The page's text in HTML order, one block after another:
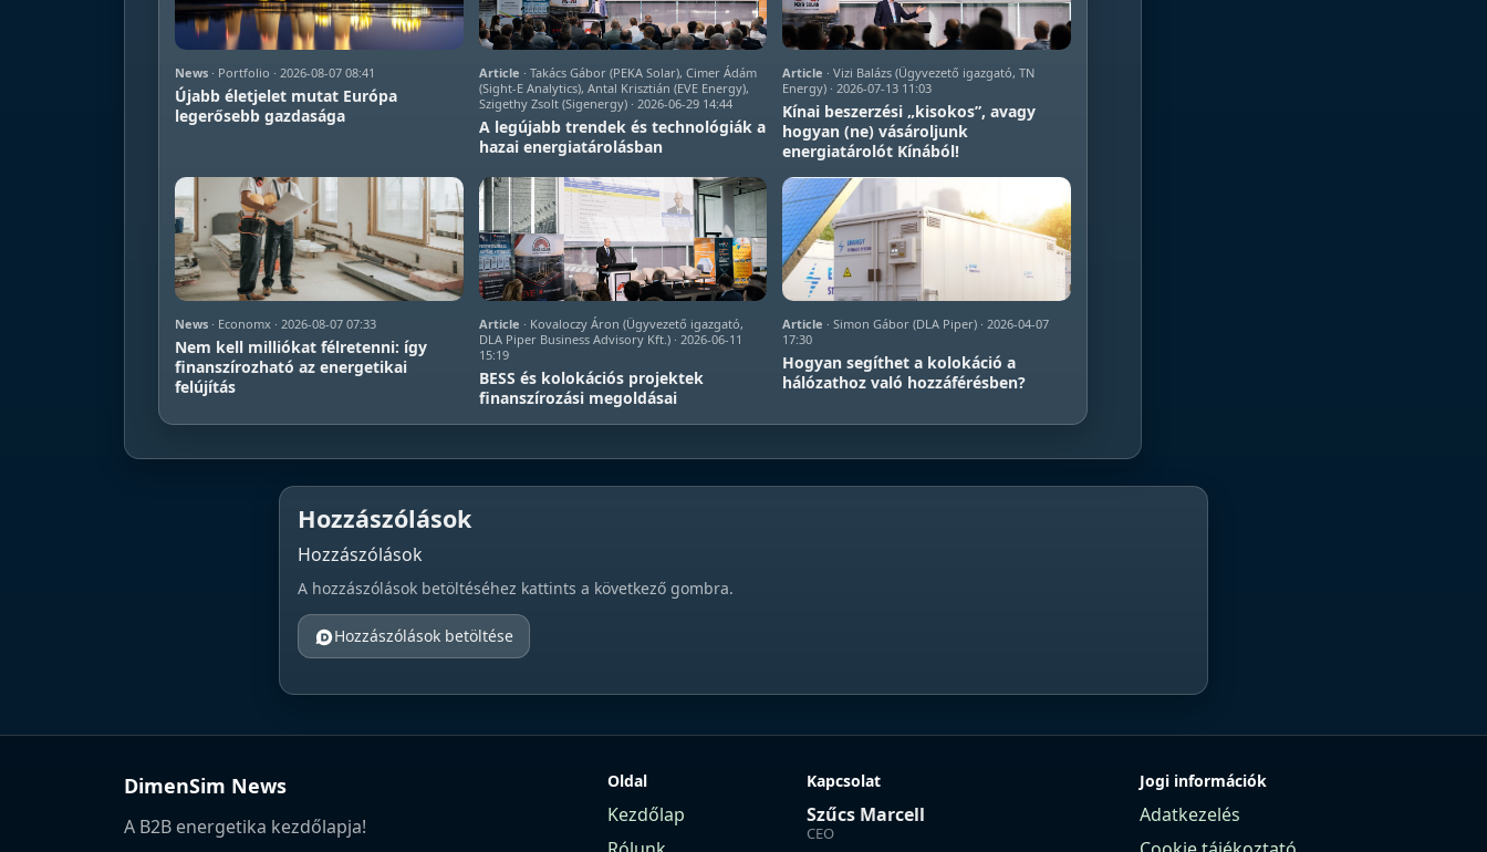
News · Portfolio · 2026-08-07 08:41
Újabb életjelet mutat Európa
legerősebb gazdasága
Article · Takács Gábor (PEKA Solar), Cimer Ádám
(Sight-E Analytics), Antal Krisztián (EVE Energy),
Szigethy Zsolt (Sigenergy) · 2026-06-29 14:44
A legújabb trendek és technológiák a
hazai energiatárolásban
Article · Vizi Balázs (Ügyvezető igazgató, TN
Energy) · 2026-07-13 11:03
Kínai beszerzési „kisokos”, avagy
hogyan (ne) vásároljunk
energiatárolót Kínából!
News · Economx · 2026-08-07 07:33
Nem kell milliókat félretenni: így
finanszírozható az energetikai
felújítás
Article · Kovaloczy Áron (Ügyvezető igazgató,
DLA Piper Business Advisory Kft.) · 2026-06-11
15:19
BESS és kolokációs projektek
finanszírozási megoldásai
Article · Simon Gábor (DLA Piper) · 2026-04-07
17:30
Hogyan segíthet a kolokáció a
hálózathoz való hozzáférésben?
Hozzászólások
Hozzászólások
A hozzászólások betöltéséhez kattints a következő gombra.
Hozzászólások betöltése
DimenSim News
A B2B energetika kezdőlapja!
Oldal
Kezdőlap
Kapcsolat
Szűcs Marcell
CEO
Jogi információk
Adatkezelés